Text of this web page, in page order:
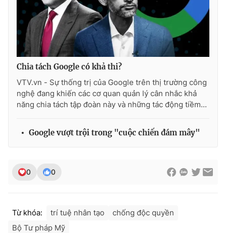
thuận bằng văn bản. Ghi rõ nguồn VTV.vn khi phát hành lại
thông tin từ website này.
Chia tách Google có khả thi?
VTV.vn - Sự thống trị của Google trên thị trường công
nghệ đang khiến các cơ quan quản lý cân nhắc khả
năng chia tách tập đoàn này và những tác động tiềm...
Google vượt trội trong "cuộc chiến đám mây"
0 0
Từ khóa: trí tuệ nhân tạo
chống độc quyền
Bộ Tư pháp Mỹ